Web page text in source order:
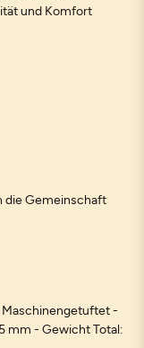
und Komfort
die Gemeinschaft
Maschinengetuftet -
mm - Gewicht Total: